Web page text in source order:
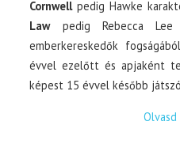
Cornwellpedig Hawke
Lawpedig Rebecca Lee
emberkereskedők
évvel ezelőtt és apjaként
képest 15 évvel később